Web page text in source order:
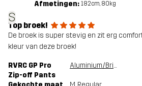
S
Afmetingen: 182cm, 80kg
Top broek!
De broek is super stevig en zit erg
kleur van deze broek!
RVRC GP Pro
Zip-off Pants
Aluminium/Brindle